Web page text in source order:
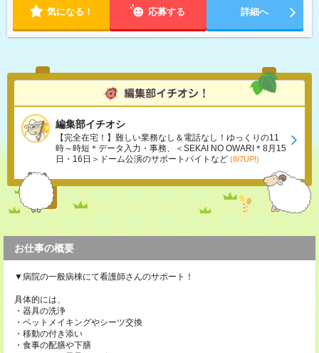
気になる！ 応募する 詳細へ
編集部イチオシ
【完全在宅！】難しい業務なし＆電話なし！ゆっくりの11
時～時短＊データ入力・事務、＜SEKAI NO OWARI＊8月15
日・16日＞ドーム公演のサポートバイトなど (8/7UP!)
お仕事の概要
▼病院の一般病棟にて看護師さんのサポート！
具体的には、
・器具の洗浄
・ベットメイキングやシーツ交換
・移動の付き添い
・食事の配膳や下膳